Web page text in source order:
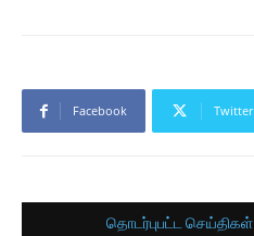
Facebook Twitter
தொடர்புபட்ட செய்திகள்